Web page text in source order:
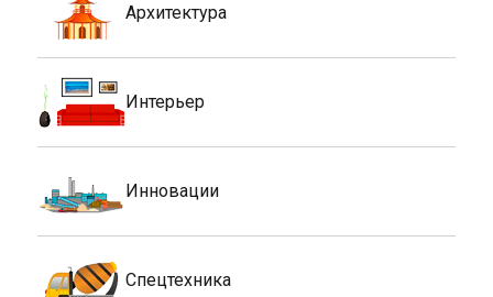
Архитектура
Интерьер
Инновации
Спецтехника